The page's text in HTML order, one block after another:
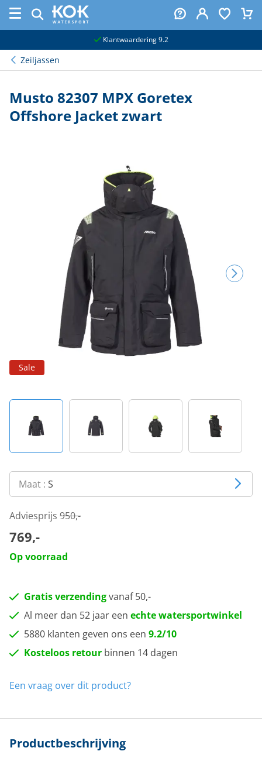
Klantwaardering 9.2
Zeiljassen
Musto 82307 MPX Goretex
Offshore Jacket zwart
Sale
Maat : S
Adviesprijs 950,-
769,-
Op voorraad
Gratis verzendingvanaf 50,-
Al meer dan 52 jaar een echte watersportwinkel
5880 klanten geven ons een 9.2/10
Kosteloos retour binnen 14 dagen
Een vraag over dit product?
Productbeschrijving